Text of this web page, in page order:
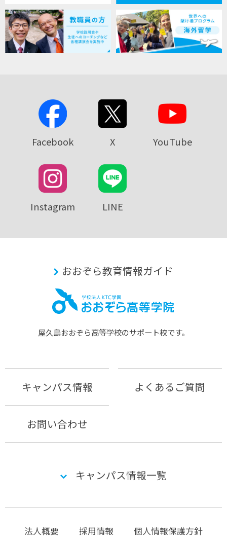
Facebook X YouTube
Instagram LINE
おおぞら教育情報ガイド
屋久島おおぞら⾼等学校のサポート校です。
キャンパス情報 よくあるご質問
お問い合わせ
キャンパス情報一覧
法人概要 採用情報 個人情報保護方針